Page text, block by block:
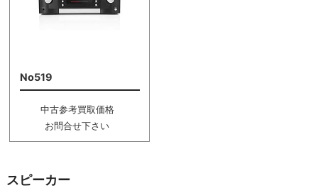
No519
中古参考買取価格
お問合せ下さい
スピーカー